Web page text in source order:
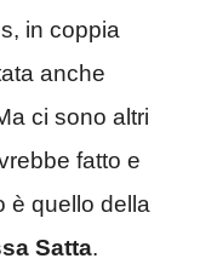
in coppia
anche
ci sono altri
fatto e
è quello della
Satta.